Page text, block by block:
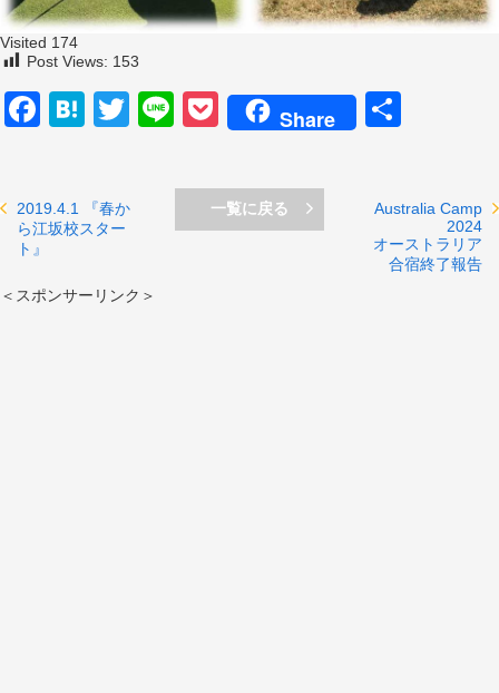
Visited 174
Post Views: 153
Facebook
Hatena
Twitter
LinePocket
Share
Australia Camp
2024
オーストラリア
合宿終了報告
2019.4.1 『春か
ら江坂校スター
ト』
一覧に戻る
＜スポンサーリンク＞